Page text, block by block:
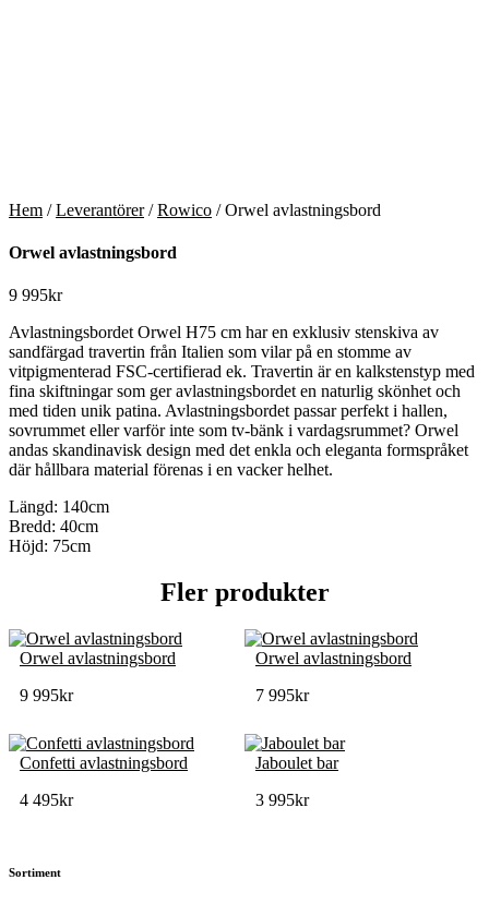
Hem /Leverantörer/Rowico / Orwel avlastningsbord
Orwel avlastningsbord
9 995kr
Avlastningsbordet Orwel H75 cm har en exklusiv stenskiva av
sandfärgad travertin från Italien som vilar på en stomme av
vitpigmenterad FSC-certifierad ek. Travertin är en kalkstenstyp med
fina skiftningar som ger avlastningsbordet en naturlig skönhet och
med tiden unik patina. Avlastningsbordet passar perfekt i hallen,
sovrummet eller varför inte som tv-bänk i vardagsrummet? Orwel
andas skandinavisk design med det enkla och eleganta formspråket
där hållbara material förenas i en vacker helhet.
Längd: 140cm
Bredd: 40cm
Höjd: 75cm
Fler produkter
Orwel avlastningsbord
9 995kr
Orwel avlastningsbord
7 995kr
Confetti avlastningsbord
4 495kr
Jaboulet bar
3 995kr
Sortiment